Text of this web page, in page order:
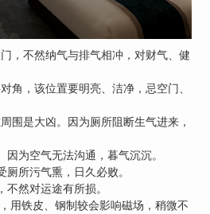
，不然纳气与排气相冲，对财气、健
角，该位置要明亮、洁净，忌空门、
围是大凶。因为厕所阻断生气进来，
为空气无法沟通，暮气沉沉。
所污气熏，日久必败。
然对运途有所损。
用铁皮、钢制较会影响磁场，稍微不